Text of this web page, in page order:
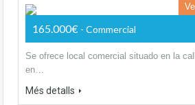
165.000€ - Commercial
Se ofrece local comercial situado en la
en…
Més detalls